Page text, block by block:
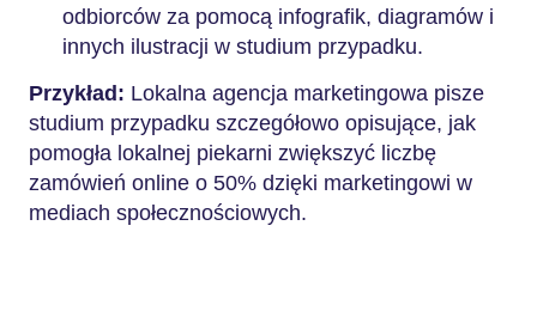
odbiorców za pomocą infografik, diagramów i
innych ilustracji w studium przypadku.
Przykład: Lokalna agencja marketingowa pisze
studium przypadku szczegółowo opisujące, jak
pomogła lokalnej piekarni zwiększyć liczbę
zamówień online o 50% dzięki marketingowi w
mediach społecznościowych.